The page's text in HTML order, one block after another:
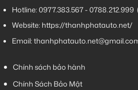
Hotline:0977.383.567-0788.212.999
Website: https://thanhphatauto.net/
Email:
Chính sách bảo hành
Chính Sách Bảo Mật